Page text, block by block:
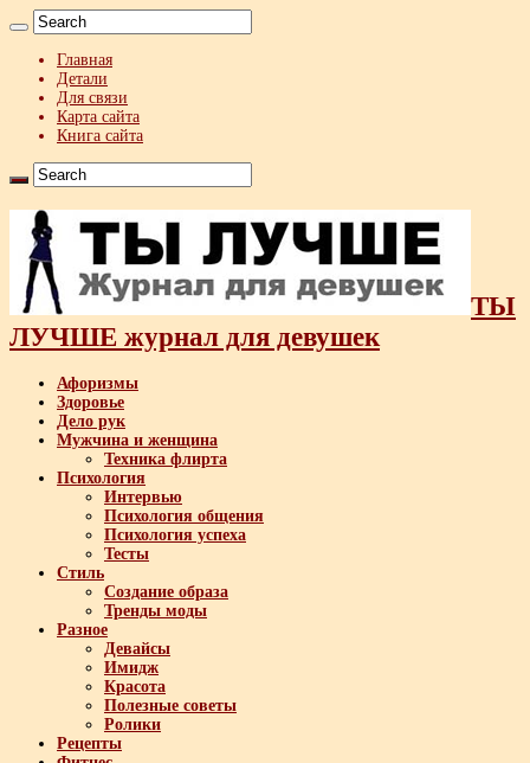
Главная
Детали
Для связи
Карта сайта
Книга сайта
ТЫ
ЛУЧШЕ журнал для девушек
Афоризмы
Здоровье
Дело рук
Мужчина и женщина
Техника флирта
Психология
Интервью
Психология общения
Психология успеха
Тесты
Стиль
Создание образа
Тренды моды
Разное
Девайсы
Имидж
Красота
Полезные советы
Ролики
Рецепты